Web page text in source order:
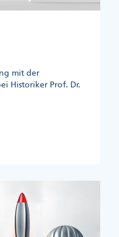
mit der
Historiker Prof. Dr.